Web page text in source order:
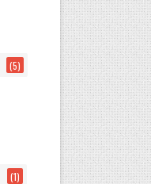
(5)
(1)